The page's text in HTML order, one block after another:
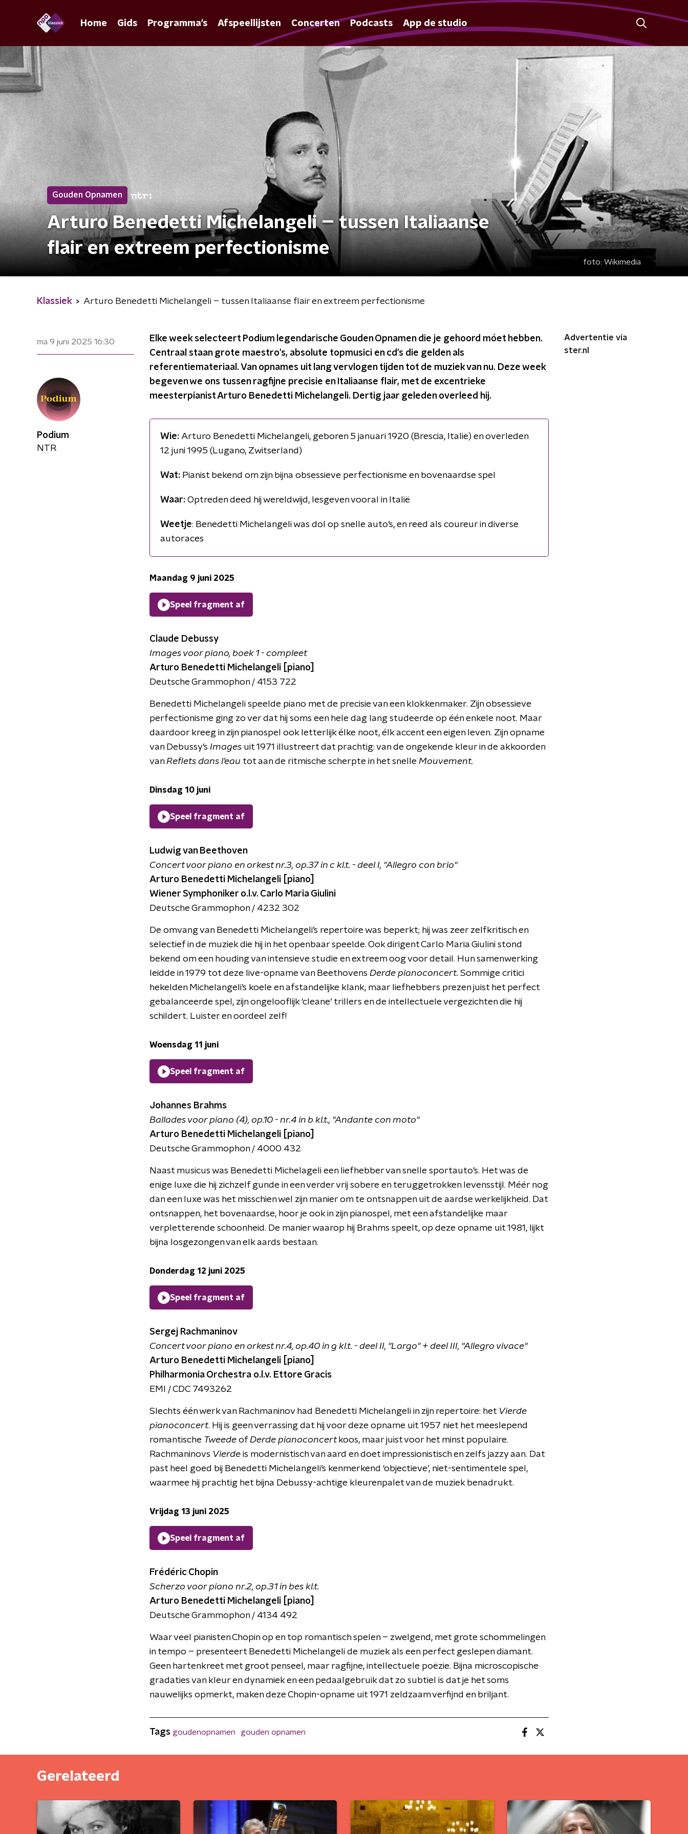
Home Gids Programma's Afspeellijsten Concerten Podcasts App de studio
Gouden Opnamen
Arturo Benedetti Michelangeli – tussen Italiaanse
flair en extreem perfectionisme
foto: Wikimedia
Klassiek Arturo Benedetti Michelangeli – tussen Italiaanse flair en extreem perfectionisme
ma 9 juni 2025 16:30
Elke week selecteert Podium legendarische Gouden Opnamen die je gehoord móet hebben.
Centraal staan grote maestro's, absolute topmusici en cd's die gelden als
referentiemateriaal. Van opnames uit lang vervlogen tijden tot de muziek van nu. Deze week
begeven we ons tussen ragfijne precisie en Italiaanse flair, met de excentrieke
meesterpianist Arturo Benedetti Michelangeli. Dertig jaar geleden overleed hij.
Wie: Arturo Benedetti Michelangeli, geboren 5 januari 1920 (Brescia, Italië) en overleden
12 juni 1995 (Lugano, Zwitserland)
Wat: Pianist bekend om zijn bijna obsessieve perfectionisme en bovenaardse spel
Waar: Optreden deed hij wereldwijd, lesgeven vooral in Italië
Weetje: Benedetti Michelangeli was dol op snelle auto’s, en reed als coureur in diverse
autoraces
Maandag 9 juni 2025
Speel fragment af
Claude Debussy
Images voor piano, boek 1 - compleet
Arturo Benedetti Michelangeli [piano]
Deutsche Grammophon / 4153 722
Benedetti Michelangeli speelde piano met de precisie van een klokkenmaker. Zijn obsessieve
perfectionisme ging zo ver dat hij soms een hele dag lang studeerde op één enkele noot. Maar
daardoor kreeg in zijn pianospel ook letterlijk élke noot, élk accent een eigen leven. Zijn opname
van Debussy’s Images uit 1971 illustreert dat prachtig: van de ongekende kleur in de akkoorden
vanReflets dans l’eau tot aan de ritmische scherpte in het snelle Mouvement.
Dinsdag 10 juni
Speel fragment af
Ludwig van Beethoven
Concert voor piano en orkest nr.3, op.37 in c kl.t. - deel I, "Allegro con brio"
Arturo Benedetti Michelangeli [piano]
Wiener Symphoniker o.l.v. Carlo Maria Giulini
Deutsche Grammophon / 4232 302
De omvang van Benedetti Michelangeli’s repertoire was beperkt; hij was zeer zelfkritisch en
selectief in de muziek die hij in het openbaar speelde. Ook dirigent Carlo Maria Giulini stond
bekend om een houding van intensieve studie en extreem oog voor detail. Hun samenwerking
leidde in 1979 tot deze live-opname van Beethovens Derde pianoconcert. Sommige critici
hekelden Michelangeli’s koele en afstandelijke klank, maar liefhebbers prezen juist het perfect
gebalanceerde spel, zijn ongelooflijk ‘cleane’ trillers en de intellectuele vergezichten die hij
schildert. Luister en oordeel zelf!
Woensdag 11 juni
Speel fragment af
Johannes Brahms
Ballades voor piano (4), op.10 - nr.4 in b kl.t., "Andante con moto"
Arturo Benedetti Michelangeli [piano]
Deutsche Grammophon / 4000 432
Naast musicus was Benedetti Michelageli een liefhebber van snelle sportauto’s. Het was de
enige luxe die hij zichzelf gunde in een verder vrij sobere en teruggetrokken levensstijl. Méér nog
dan een luxe was het misschien wel zijn manier om te ontsnappen uit de aardse werkelijkheid. Dat
ontsnappen, het bovenaardse, hoor je ook in zijn pianospel, met een afstandelijke maar
verpletterende schoonheid. De manier waarop hij Brahms speelt, op deze opname uit 1981, lijkt
bijna losgezongen van elk aards bestaan.
Donderdag 12 juni 2025
Speel fragment af
Sergej Rachmaninov
Concert voor piano en orkest nr.4, op.40 in g kl.t. - deel II, "Largo" + deel III, "Allegro vivace"
Arturo Benedetti Michelangeli [piano]
Philharmonia Orchestra o.l.v. Ettore Gracis
EMI / CDC 7493262
Slechts één werk van Rachmaninov had Benedetti Michelangeli in zijn repertoire: het Vierde
pianoconcert. Hij is geen verrassing dat hij voor deze opname uit 1957 niet het meeslepend
romantische Tweede of Derde pianoconcert koos, maar juist voor het minst populaire.
Rachmaninovs Vierde is modernistisch van aard en doet impressionistisch en zelfs jazzy aan. Dat
past heel goed bij Benedetti Michelangeli’s kenmerkend ‘objectieve’, niet-sentimentele spel,
waarmee hij prachtig het bijna Debussy-achtige kleurenpalet van de muziek benadrukt.
Vrijdag 13 juni 2025
Speel fragment af
Frédéric Chopin
Scherzo voor piano nr.2, op.31 in bes kl.t.
Arturo Benedetti Michelangeli [piano]
Deutsche Grammophon / 4134 492
Waar veel pianisten Chopin op en top romantisch spelen – zwelgend, met grote schommelingen
in tempo – presenteert Benedetti Michelangeli de muziek als een perfect geslepen diamant.
Geen hartenkreet met groot penseel, maar ragfijne, intellectuele poëzie. Bijna microscopische
gradaties van kleur en dynamiek en een pedaalgebruik dat zo subtiel is dat je het soms
nauwelijks opmerkt, maken deze Chopin-opname uit 1971 zeldzaam verfijnd en briljant.
Advertentie via
ster.nl
Podium
NTR
Tags goudenopnamen gouden opnamen
Gerelateerd